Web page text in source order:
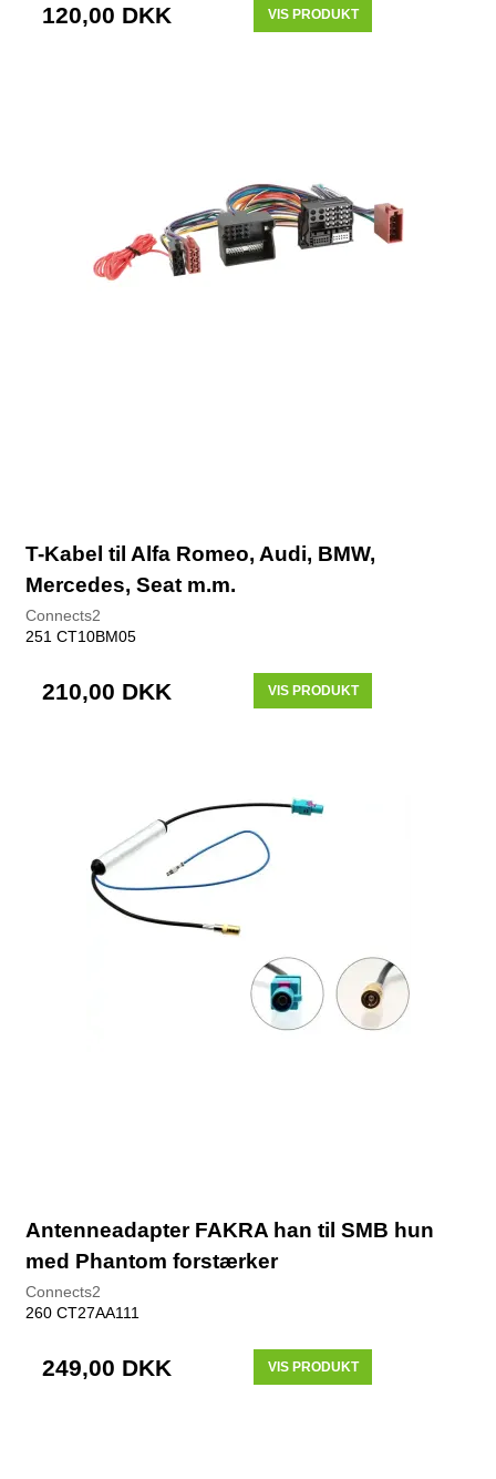
120,00 DKK VIS PRODUKT
T-Kabel til Alfa Romeo, Audi, BMW,
Mercedes, Seat m.m.
Connects2
251 CT10BM05
210,00 DKK VIS PRODUKT
Antenneadapter FAKRA han til SMB hun
med Phantom forstærker
Connects2
260 CT27AA111
249,00 DKK VIS PRODUKT